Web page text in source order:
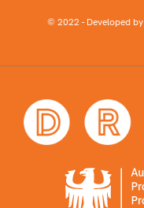
© 2022 - Developed by